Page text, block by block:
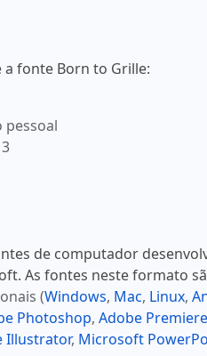
fonte Born to Grille:
de computador
As fontes neste formato
(Windows, Mac, Linux,
Photoshop, Adobe
Illustrator, Microsoft